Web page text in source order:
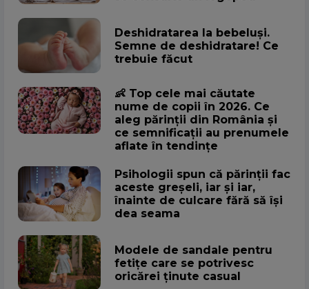
Deshidratarea la bebeluși.
Semne de deshidratare! Ce
trebuie făcut
👶 Top cele mai căutate
nume de copii în 2026. Ce
aleg părinții din România și
ce semnificații au prenumele
aflate în tendințe
Psihologii spun că părinții fac
aceste greșeli, iar și iar,
înainte de culcare fără să își
dea seama
Modele de sandale pentru
fetițe care se potrivesc
oricărei ținute casual